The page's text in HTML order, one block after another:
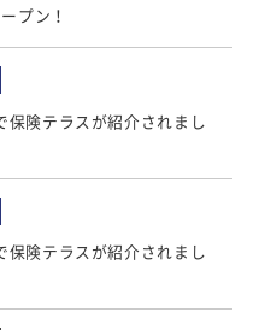
プン！
保険テラスが紹介されまし
保険テラスが紹介されまし